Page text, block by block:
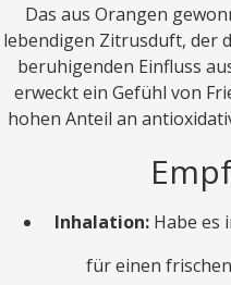
Das aus Orangen
lebendigen Zitrusduft, der
beruhigenden Einfluss
erweckt ein Gefühl von
hohen Anteil an
Inhalation:Habe es
für einen